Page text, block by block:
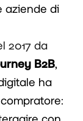
aziende di
2017 da
B2B
ha
con